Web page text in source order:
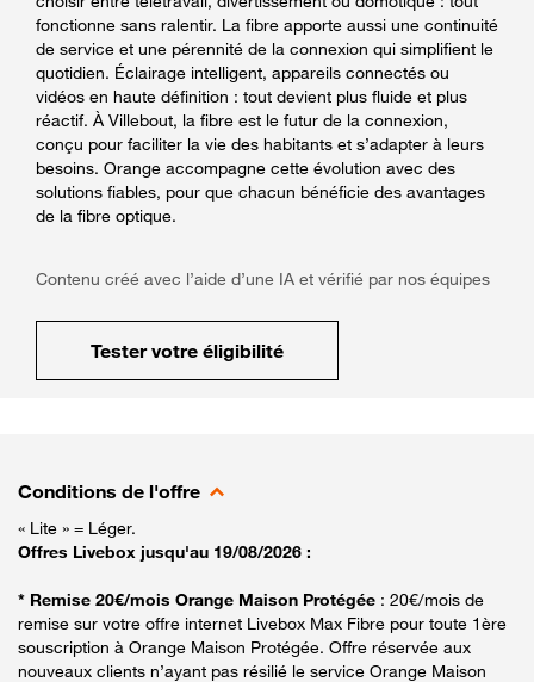
fonctionne sans ralentir. La fibre apporte aussi une continuité
de service et une pérennité de la connexion qui simplifient le
quotidien. Éclairage intelligent, appareils connectés ou
vidéos en haute définition : tout devient plus fluide et plus
réactif. À Villebout, la fibre est le futur de la connexion,
conçu pour faciliter la vie des habitants et s’adapter à leurs
besoins. Orange accompagne cette évolution avec des
solutions fiables, pour que chacun bénéficie des avantages
de la fibre optique.
Contenu créé avec l’aide d’une IA et vérifié par nos équipes
Tester votre éligibilité
Conditions de l'offre
« Lite » = Léger.
Offres Livebox jusqu'au 19/08/2026 :
* Remise 20€/mois Orange Maison Protégée : 20€/mois de
remise sur votre offre internet Livebox Max Fibre pour toute 1ère
souscription à Orange Maison Protégée. Offre réservée aux
nouveaux clients n’ayant pas résilié le service Orange Maison